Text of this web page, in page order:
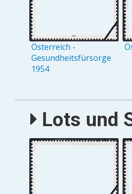
Österreich -
Gesundheitsfürsorge
1954
Lots und